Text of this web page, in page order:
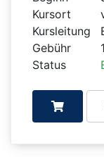
Kursort
Kursleitung
Gebühr
Status